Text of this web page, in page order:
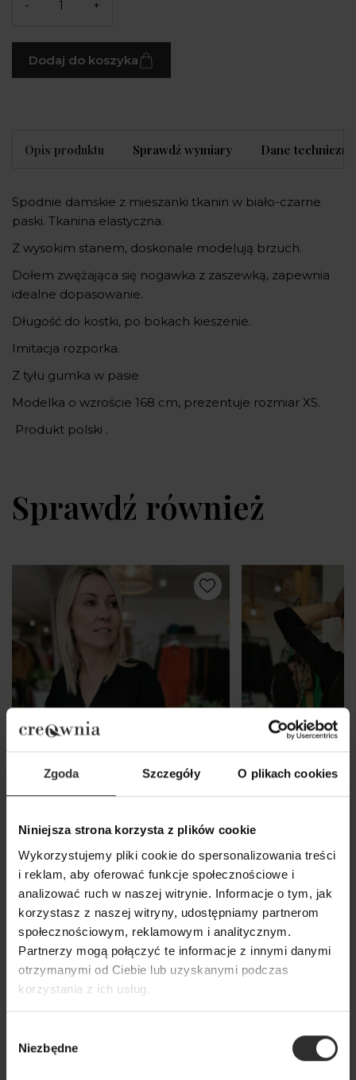
Zgoda Szczegóły O plikach cookies
Niniejsza strona korzysta z plików cookie
Wykorzystujemy pliki cookie do spersonalizowania treści
i reklam, aby oferować funkcje społecznościowe i
analizować ruch w naszej witrynie. Informacje o tym, jak
korzystasz z naszej witryny, udostępniamy partnerom
społecznościowym, reklamowym i analitycznym.
Partnerzy mogą połączyć te informacje z innymi danymi
otrzymanymi od Ciebie lub uzyskanymi podczas
korzystania z ich usług.
zgody
Niezbędne
- +
Dodaj do koszyka
Opis produktu Sprawdź wymiary Dane techniczne
Spodnie damskie z mieszanki tkanin w biało-czarne
paski. Tkanina elastyczna.
Z wysokim stanem, doskonale modelują brzuch.
Dołem zwężająca się nogawka z zaszewką, zapewnia
idealne dopasowanie.
Długość do kostki, po bokach kieszenie.
Imitacja rozporka.
Z tyłu gumka w pasie
Modelka o wzroście 168 cm, prezentuje rozmiar XS.
Produkt polski .
Sprawdź również
Czarna Wiskozowa Bluzka
kopertowa na długi rękaw Joline
Black
179,00 zł
Czarna
marszczeniem
Black
179,00 zł
Popularne produkty
Wybrane dla Ciebie z sercem i charakterem